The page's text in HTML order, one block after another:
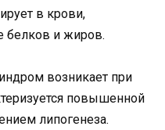
в крови,
белков и жиров.
возникает при
повышенной
липогенеза.